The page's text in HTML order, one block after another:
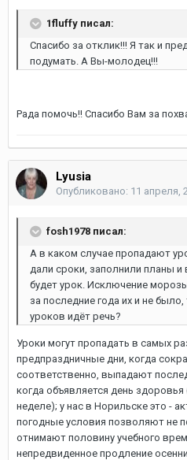
1fluffy писал:
Спасибо за отклик!!! Я так и
подумать. А Вы-молодец!!!
Рада помочь!! Спасибо Вам за
Lyusia
Опубликовано: 11 апреля,
fosh1978 писал:
А в каком случае пропадают
дали сроки, заполнили планы и
будет урок. Исключение
за последние года их и не
уроков идёт речь?
Уроки могут пропадать в самых
предпраздничные дни, когда
соответственно, выпадают
когда объявляется день
неделе); у нас в Норильске это -
погодные условия позволяют не
отнимают половину учебного
непредвиденное продление